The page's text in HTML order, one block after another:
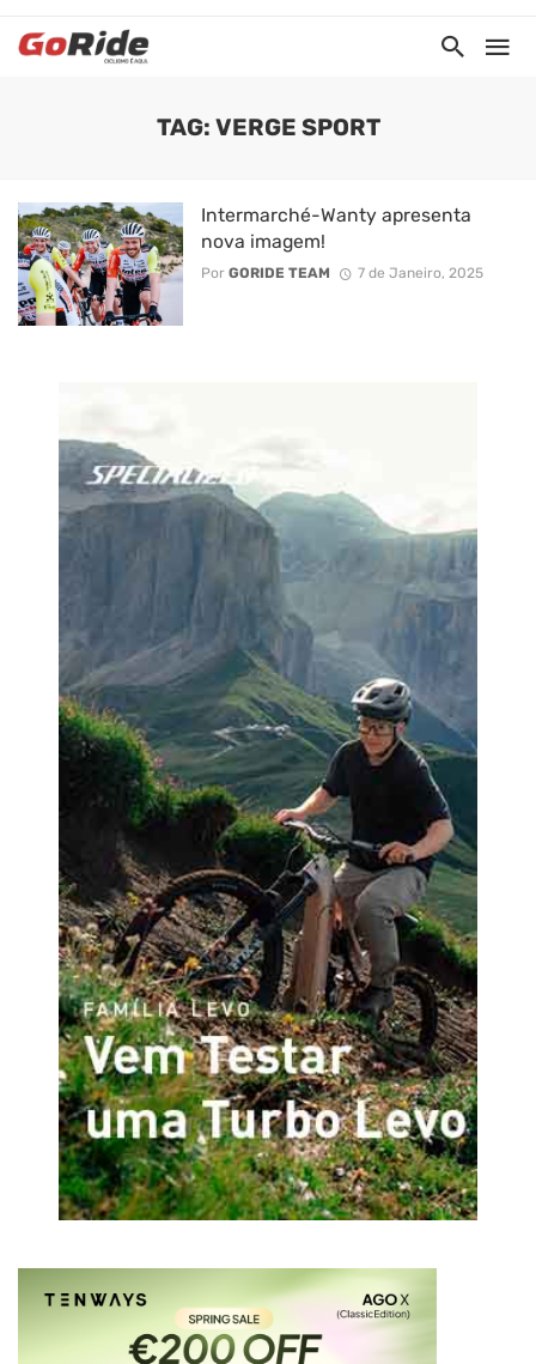
TAG: VERGE SPORT
Intermarché-Wanty apresenta
nova imagem!
Por GORIDE TEAM 7 de Janeiro, 2025